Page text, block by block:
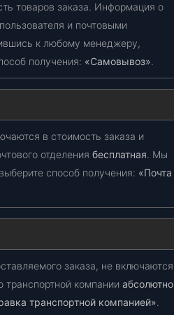
товаров заказа. Информация о
пользователя и почтовыми
к любому менеджеру,
получения: «Самовывоз».
в стоимость заказа и
отделения бесплатная. Мы
способ получения: «Почта
заказа, не включаются
транспортной компании абсолютно
транспортной компанией».